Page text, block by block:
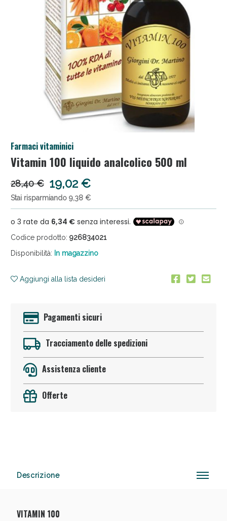
Farmaci vitaminici
Vitamin 100 liquido analcolico 500 ml
28,40 € 19,02 €
Stai risparmiando 9,38 €
Codice prodotto: 926834021
Disponibilità: In magazzino
Aggiungi alla lista desideri
Pagamenti sicuri
Tracciamento delle spedizioni
Assistenza cliente
Offerte
Descrizione
VITAMIN 100
Anticellulite e Fanghi: Sconto fino al 40% valido
Sconto fino al 55% disponibile oggi!
Vie Urinarie e Prostata: Sconti fino al 45% oggi!